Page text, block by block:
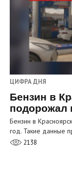
ЦИФРА ДНЯ
Бензин в
подорожал
Бензин в
год. Такие данные
2138